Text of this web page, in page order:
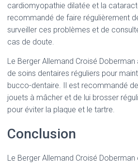
cardiomyopathie dilatée et la
recommandé de faire régulièrement
surveiller ces problèmes et de
cas de doute.
Le Berger Allemand Croisé
de soins dentaires réguliers pour
bucco-dentaire. Il est recommandé
jouets à mâcher et de lui brosser
pour éviter la plaque et le tartre.
Conclusion
Le Berger Allemand Croisé Doberman